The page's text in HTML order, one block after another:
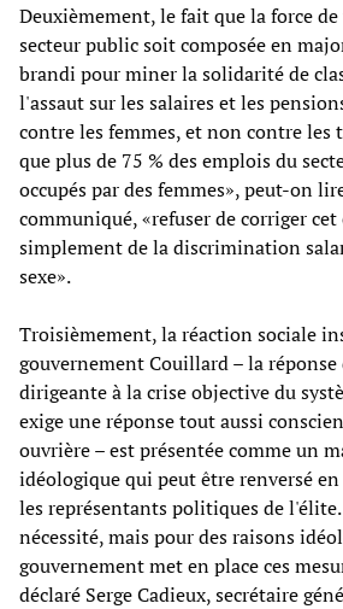
Deuxièmement, le fait que la force
secteur public soit composée en
brandi pour miner la solidarité de
l'assaut sur les salaires et les
contre les femmes, et non contre les
que plus de 75 % des emplois du
occupés par des femmes», peut-on
communiqué, «refuser de corriger
simplement de la discrimination
sexe».
Troisièmement, la réaction sociale
gouvernement Couillard – la
dirigeante à la crise objective du
exige une réponse tout aussi
ouvrière – est présentée comme un
idéologique qui peut être renversé
les représentants politiques de l'élite.
nécessité, mais pour des raisons
gouvernement met en place ces
déclaré Serge Cadieux, secrétaire